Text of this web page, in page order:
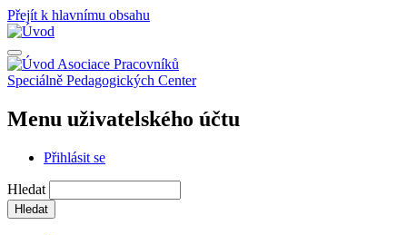
Přejít k hlavnímu obsahu
Asociace Pracovníků
Speciálně Pedagogických Center
Menu uživatelského účtu
Přihlásit se
Hledat